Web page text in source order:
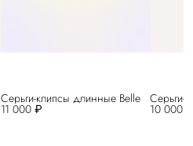
11 000 ₽
Серьги-клипсы длинные Belle
10 000 ₽
Серьги-